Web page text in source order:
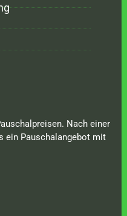
Nach einer
ein Pauschalangebot mit